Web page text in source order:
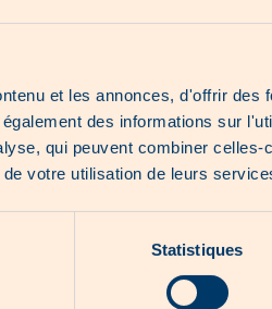
et les annonces, d'offrir des
des informations sur
qui peuvent combiner
votre utilisation de leurs
Statistiques